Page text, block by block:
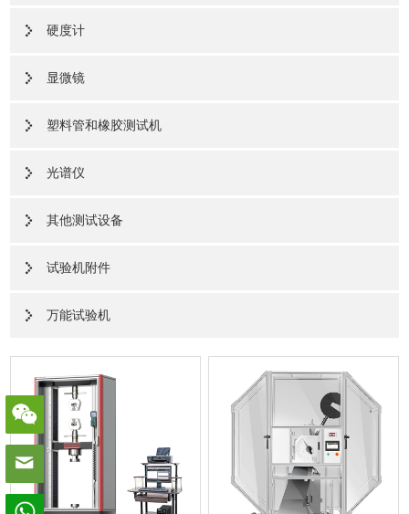
硬度计
显微镜
塑料管和橡胶测试机
光谱仪
其他测试设备
试验机附件
万能试验机